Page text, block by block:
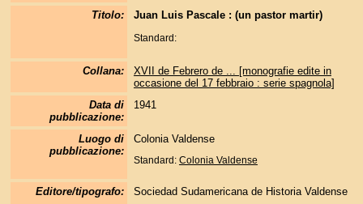
Titolo: Juan Luis Pascale : (un pastor martir)
Standard:
Collana:
XVII de Febrero de ... [monografie edite in
occasione del 17 febbraio : serie spagnola]
Data di
pubblicazione:
1941
Luogo di
pubblicazione:
Colonia Valdense
Standard: Colonia Valdense
Editore/tipografo: Sociedad Sudamericana de Historia Valdense